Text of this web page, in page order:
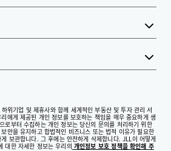
기업 및 제휴사와 함께 세계적인 부동산 및 투자 관리 서
에게 제공된 개인 정보를 보호하는 책임을 매우 중요하게 생
로부터 수집하는 개인 정보는 당신의 문의를 처리하기 위한
안을 유지하고 합법적인 비즈니스 또는 법적 이유가 필요한
보관합니다. 그 후에는 안전하게 삭제합니다. JLL이 어떻게
대한 자세한 정보는 우리의 개인정보 보호 정책을 확인해 주